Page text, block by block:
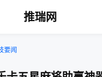
推瑞网
要闻